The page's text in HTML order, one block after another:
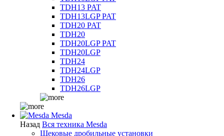
TDH13 PAT
TDH13LGP PAT
TDH20 PAT
TDH20
TDH20LGP PAT
TDH20LGP
TDH24
TDH24LGP
TDH26
TDH26LGP
Mesda
Назад Вся техника Mesda
Щековые дробильные установки